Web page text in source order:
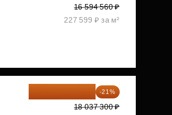
16 594 560 ₽
227 599 ₽ за м²
-21%
18 037 300 ₽